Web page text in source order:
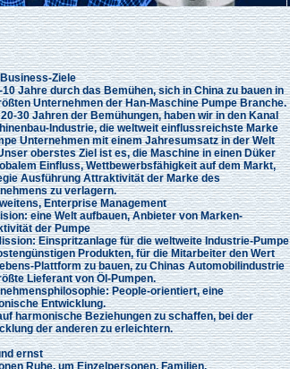
Ziele
durch das Bemühen, sich in China zu bauen in
Unternehmen der Han-Maschine Pumpe Branche.
30 Jahren der Bemühungen, haben wir in den Kanal
Industrie, die weltweit einflussreichste Marke
Unternehmen mit einem Jahresumsatz in der Welt
oberstes Ziel ist es, die Maschine in einen Düker
Einfluss, Wettbewerbsfähigkeit auf dem Markt,
Ausführung Attraktivität der Marke des
zu verlagern.
Enterprise Management
eine Welt aufbauen, Anbieter von Marken-
der Pumpe
Einspritzanlage für die weltweite Industrie-Pumpe
Produkten, für die Mitarbeiter den Wert
Plattform zu bauen, zu Chinas Automobilindustrie
Lieferant von Öl-Pumpen.
People-orientiert, eine
Entwicklung.
harmonische Beziehungen zu schaffen, bei der
der anderen zu erleichtern.
ernst
Ruhe, um Einzelpersonen, Familien,